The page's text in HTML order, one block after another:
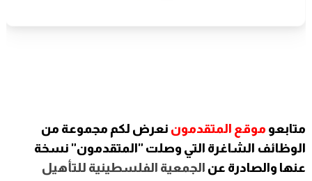
متابعو موقع المتقدمون نعرض لكم مجموعة من
الوظائف الشاغرة التي وصلت "المتقدمون" نسخة
عنها والصادرة عن الجمعية الفلسطينية للتأهيل